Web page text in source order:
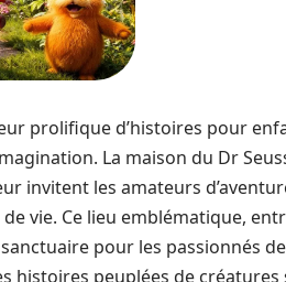
prolifique d’histoires pour
La maison du Dr
invitent les amateurs
vie. Ce lieu emblématique,
pour les passionnés
histoires peuplées de